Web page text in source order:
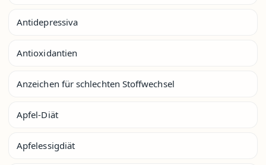
Antidepressiva
Antioxidantien
Anzeichen für schlechten Stoffwechsel
Apfel-Diät
Apfelessigdiät